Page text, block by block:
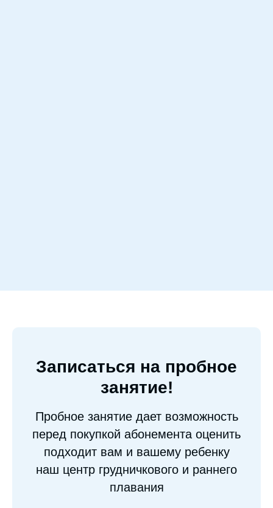
Записаться на пробное
занятие!
Пробное занятие дает возможность
перед покупкой абонемента оценить
подходит вам и вашему ребенку
наш центр грудничкового и раннего
плавания